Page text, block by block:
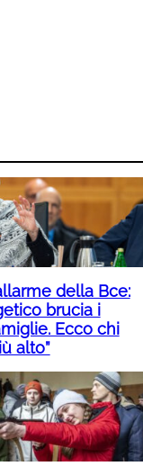
della Bce:
brucia i
Ecco chi
alto”